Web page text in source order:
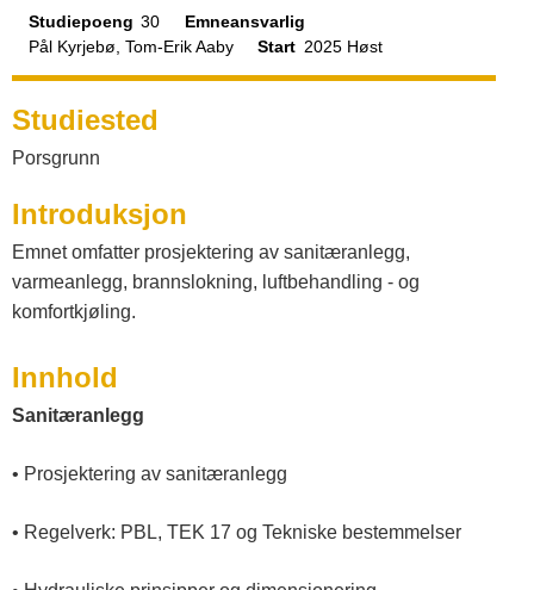
t
a
l
o
g
V
e
s
Studiepoeng 30
Emneansvarlig
Pål Kyrjebø, Tom-Erik Aaby
Start 2025 Høst
Studiested
Porsgrunn
Introduksjon
Emnet omfatter prosjektering av sanitæranlegg,
varmeanlegg, brannslokning, luftbehandling - og
komfortkjøling.
Innhold
Sanitæranlegg
• Prosjektering av sanitæranlegg
• Regelverk: PBL, TEK 17 og Tekniske bestemmelser